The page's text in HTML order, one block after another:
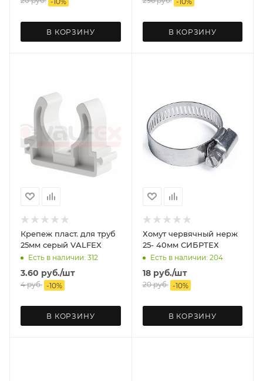
В КОРЗИНУ В КОРЗИНУ
Крепеж пласт. для труб
25мм серый VALFEX
Есть в наличии: 312
3.60 руб./шт
4руб. -10%
В КОРЗИНУ
Хомут червячный нерж
25- 40мм СИБРТЕХ
Есть в наличии: 204
18руб./шт
20руб. -10%
В КОРЗИНУ